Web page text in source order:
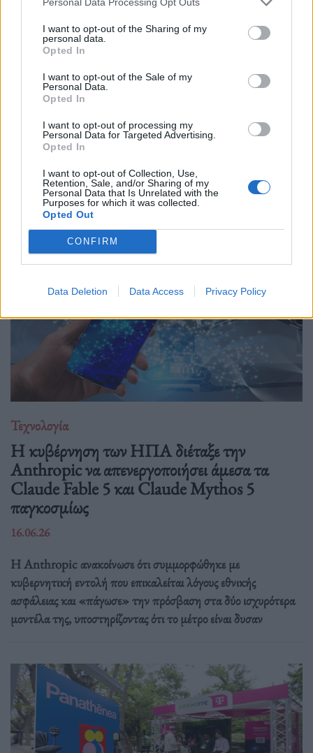
I want to opt-out of the Sharing of my
personal data.
Opted In
I want to opt-out of the Sale of my
Personal Data.
Opted In
I want to opt-out of processing my
Personal Data for Targeted Advertising.
Opted In
I want to opt-out of Collection, Use,
Retention, Sale, and/or Sharing of my
Personal Data that Is Unrelated with the
Purposes for which it was collected.
Opted Out
CONFIRM
Data Deletion Data Access Privacy Policy
Τεχνολογία
Ελληνική τεχνολογία διακρίνεται
παγκοσμίως: Το Brainfood Cloud κατακτά
το Global Impact Award στο World Startup
30.06.26
μόλις πέντε startups παγκοσμίως που παρουσίασαν τη λύση
τους στην Κεντρική Σκηνή του We Make Future 2026, μίας
από τις μεγαλύτερες διεθνείς διο
Τεχνολογία
Η κυβέρνηση των ΗΠΑ διέταξε την
Anthropic να απενεργοποιήσει άμεσα τα
Claude Fable 5 και Claude Mythos 5
παγκοσμίως
16.06.26
Η Anthropic ανακοίνωσε ότι συμμορφώθηκε με
κυβερνητική εντολή που επικαλείται λόγους εθνικής
ασφάλειας και «πάγωσε» την πρόσβαση στα δύο ισχυρότερα
μοντέλα της, υποστηρίζοντας ότι το μέτρο είναι δυσαν